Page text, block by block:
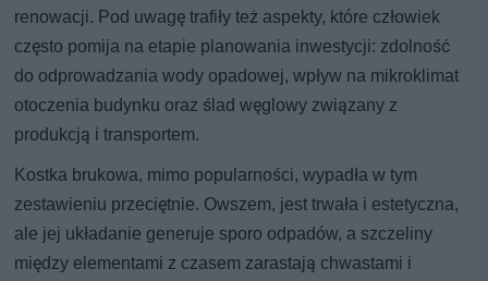
renowacji. Pod uwagę trafiły też aspekty, które człowiek
często pomija na etapie planowania inwestycji: zdolność
do odprowadzania wody opadowej, wpływ na mikroklimat
otoczenia budynku oraz ślad węglowy związany z
produkcją i transportem.
Kostka brukowa, mimo popularności, wypadła w tym
zestawieniu przeciętnie. Owszem, jest trwała i estetyczna,
ale jej układanie generuje sporo odpadów, a szczeliny
między elementami z czasem zarastają chwastami i